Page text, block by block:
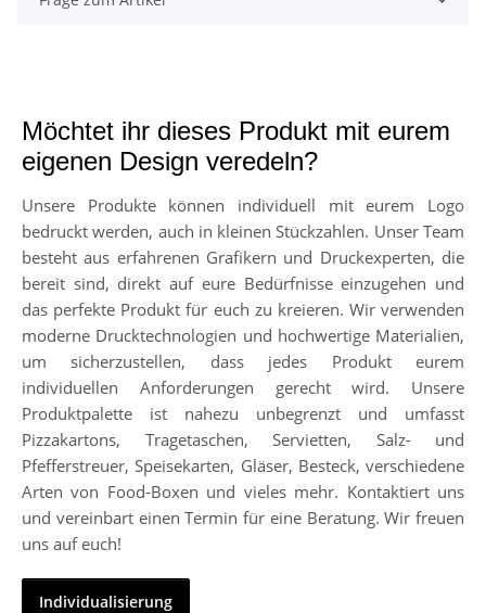
Möchtet ihr dieses Produkt mit eurem
eigenen Design veredeln?
Unsere Produkte können individuell mit eurem Logo
bedruckt werden, auch in kleinen Stückzahlen. Unser Team
besteht aus erfahrenen Grafikern und Druckexperten, die
bereit sind, direkt auf eure Bedürfnisse einzugehen und
das perfekte Produkt für euch zu kreieren. Wir verwenden
moderne Drucktechnologien und hochwertige Materialien,
um sicherzustellen, dass jedes Produkt eurem
individuellen Anforderungen gerecht wird. Unsere
Produktpalette ist nahezu unbegrenzt und umfasst
Pizzakartons, Tragetaschen, Servietten, Salz- und
Pfefferstreuer, Speisekarten, Gläser, Besteck, verschiedene
Arten von Food-Boxen und vieles mehr. Kontaktiert uns
und vereinbart einen Termin für eine Beratung. Wir freuen
uns auf euch!
Individualisierung